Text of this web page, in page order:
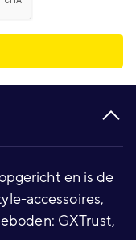
en is de
accessoires,
GXTrust,